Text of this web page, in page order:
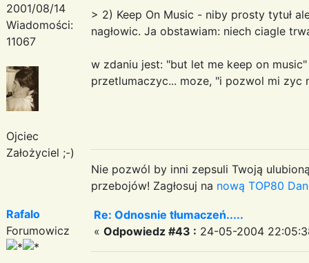
2001/08/14
Wiadomości:
11067
Ojciec
Założyciel ;-)
> 2) Keep On Music - niby prosty tytuł
nagłowic. Ja obstawiam: niech ciagle
w zdaniu jest: "but let me keep on
przetlumaczyc... moze, "i pozwol mi zyc
Nie pozwól by inni zepsuli Twoją
przebojów! Zagłosuj na nową TOP80
Rafalo
Forumowicz
Re: Odnosnie tłumaczeń.....
« Odpowiedz #43 : 24-05-2004